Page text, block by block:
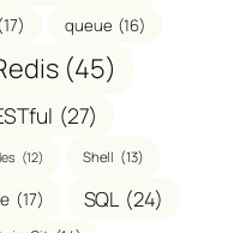
(17) queue (16)
(45)
(27)
(12) Shell (13)
(17) SQL (24)